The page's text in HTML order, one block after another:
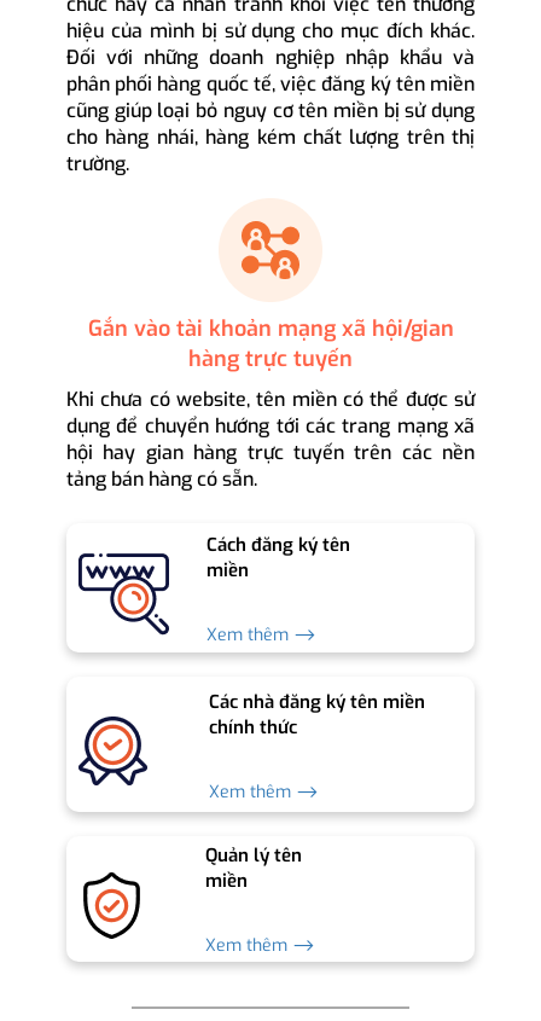
hiệu của mình bị sử dụng cho mục đích khác.
Đối với những doanh nghiệp nhập khẩu và
phân phối hàng quốc tế, việc đăng ký tên miền
cũng giúp loại bỏ nguy cơ tên miền bị sử dụng
cho hàng nhái, hàng kém chất lượng trên thị
trường.
Gắn vào tài khoản mạng xã hội/gian
hàng trực tuyến
Khi chưa có website, tên miền có thể được sử
dụng để chuyển hướng tới các trang mạng xã
hội hay gian hàng trực tuyến trên các nền
tảng bán hàng có sẵn.
Cách đăng ký tên
miền
Xem thêm ⟶
Các nhà đăng ký tên miền
chính thức
Xem thêm ⟶
Quản lý tên
miền
Xem thêm ⟶